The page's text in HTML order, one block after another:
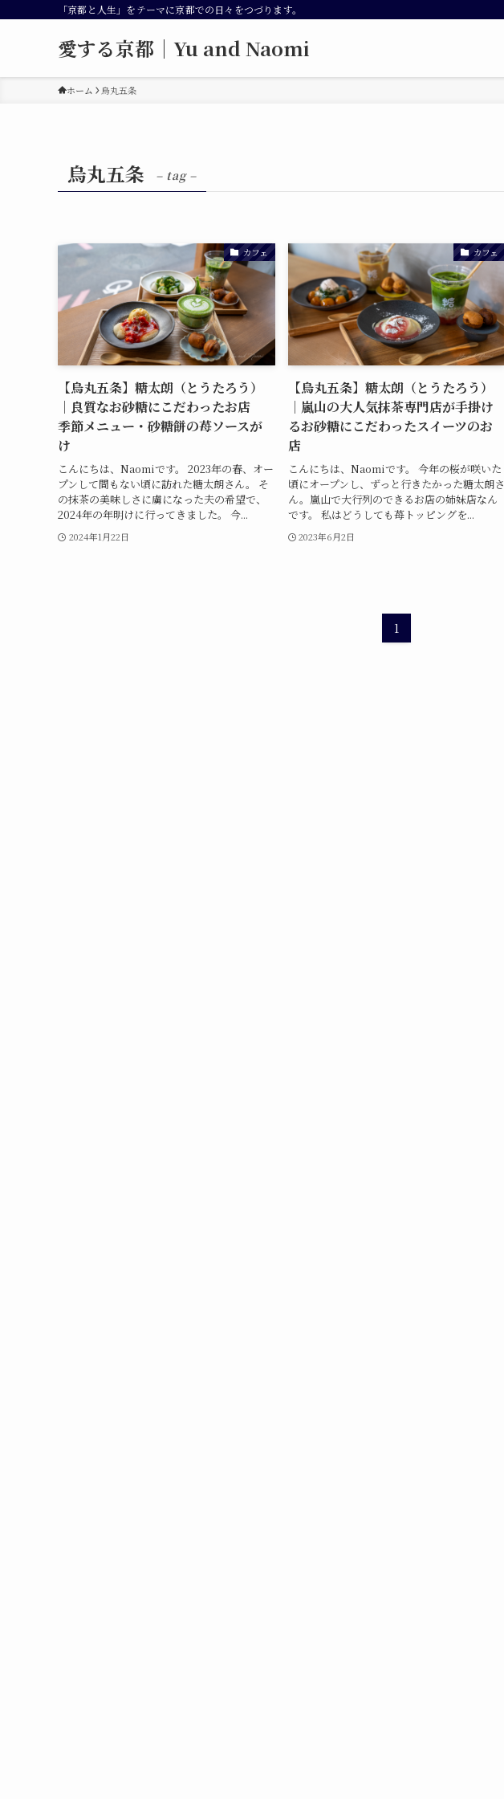
「京都と人生」をテーマに京都での日々をつづります。
愛する京都｜Yu and Naomi
ホーム 烏丸五条
烏丸五条 – tag –
カフェ
【烏丸五条】糖太朗（とうたろう）
｜良質なお砂糖にこだわったお店
季節メニュー・砂糖餅の苺ソースが
け
こんにちは、Naomiです。 2023年の春、オー
プンして間もない頃に訪れた糖太朗さん。 そ
の抹茶の美味しさに虜になった夫の希望で、
2024年の年明けに行ってきました。 今...
2024年1月22日
カフェ
【烏丸五条】糖太朗（とうたろう）
｜嵐山の大人気抹茶専門店が手掛け
るお砂糖にこだわったスイーツのお
店
こんにちは、Naomiです。 今年の桜が咲いた
頃にオープンし、ずっと行きたかった糖太朗さ
ん。嵐山で大行列のできるお店の姉妹店なん
です。 私はどうしても苺トッピングを...
2023年6月2日
1